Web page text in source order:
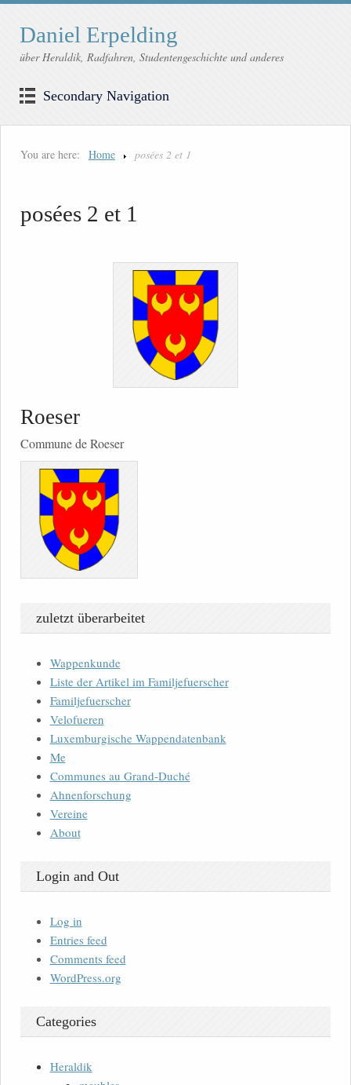
Daniel Erpelding
über Heraldik, Radfahren, Studentengeschichte und anderes
Secondary Navigation
You are here: Home posées 2 et 1
posées 2 et 1
Roeser
Commune de Roeser
zuletzt überarbeitet
Wappenkunde
Liste der Artikel im Familjefuerscher
Familjefuerscher
Velofueren
Luxemburgische Wappendatenbank
Me
Communes au Grand-Duché
Ahnenforschung
Vereine
About
Login and Out
Log in
Entries feed
Comments feed
WordPress.org
Categories
Heraldik